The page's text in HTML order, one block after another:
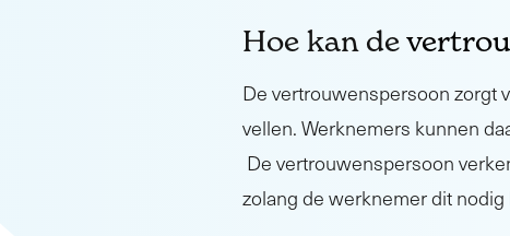
Hoe kan de
De vertrouwenspersoon zorgt
vellen. Werknemers kunnen
De vertrouwenspersoon
zolang de werknemer dit nodig